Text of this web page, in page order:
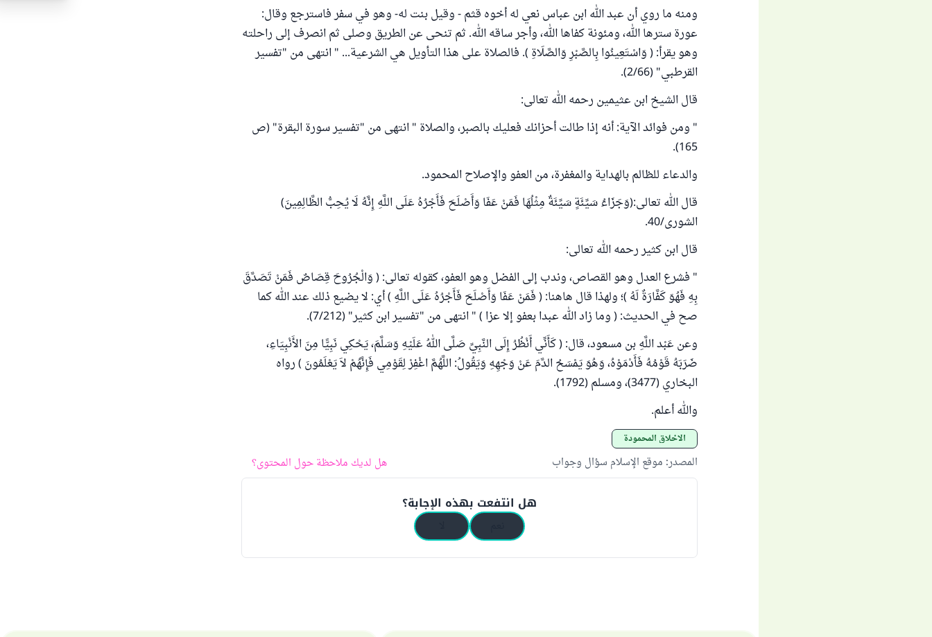
ومنه ما روي أن عبد الله ابن عباس نعي له أخوه قثم - وقيل بنت له- وهو في سفر فاسترجع وقال:
عورة سترها الله، ومئونة كفاها الله، وأجر ساقه الله. ثم تنحى عن الطريق وصلى ثم انصرف إلى راحلته
وهو يقرأ: ( وَاسْتَعِينُوا بِالصَّبْرِ وَالصَّلَاةِ ). فالصلاة على هذا التأويل هي الشرعية... " انتهى من "تفسير
القرطبي" (2/66).
قال الشيخ ابن عثيمين رحمه الله تعالى:
" ومن فوائد الآية: أنه إذا طالت أحزانك فعليك بالصبر، والصلاة " انتهى من "تفسير سورة البقرة" (ص
165).
والدعاء للظالم بالهداية والمغفرة، من العفو والإصلاح المحمود.
قال الله تعالى:(وَجَزَاءُ سَيِّئَةٍ سَيِّئَةٌ مِثْلُهَا فَمَنْ عَفَا وَأَصْلَحَ فَأَجْرُهُ عَلَى اللَّهِ إِنَّهُ لَا يُحِبُّ الظَّالِمِينَ)
الشورى/40.
قال ابن كثير رحمه الله تعالى:
" فشرع العدل وهو القصاص، وندب إلى الفضل وهو العفو، كقوله تعالى: ( وَالْجُرُوحَ قِصَاصٌ فَمَنْ تَصَدَّقَ
بِهِ فَهُوَ كَفَّارَةٌ لَهُ )؛ ولهذا قال هاهنا: ( فَمَنْ عَفَا وَأَصْلَحَ فَأَجْرُهُ عَلَى اللَّهِ ) أي: لا يضيع ذلك عند الله كما
صح في الحديث: ( وما زاد الله عبدا بعفو إلا عزا ) " انتهى من "تفسير ابن كثير" (7/212).
وعن عَبْد اللَّهِ بن مسعود، قال: ( كَأَنِّي أَنْظُرُ إِلَى النَّبِيِّ صَلَّى اللهُ عَلَيْهِ وَسَلَّمَ، يَحْكِي نَبِيًّا مِنَ الأَنْبِيَاءِ،
ضَرَبَهُ قَوْمُهُ فَأَدْمَوْهُ، وَهُوَ يَمْسَحُ الدَّمَ عَنْ وَجْهِهِ وَيَقُولُ: اللَّهُمَّ اغْفِرْ لِقَوْمِي فَإِنَّهُمْ لاَ يَعْلَمُونَ ) رواه
البخاري (3477)، ومسلم (1792).
والله أعلم.
الأخلاق المحمودة
المصدر: موقع الإسلام سؤال وجواب هل لديك ملاحظة حول المحتوى؟
هل انتفعت بهذه الإجابة؟